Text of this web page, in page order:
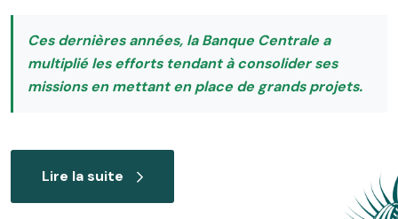
Ces dernières années, la Banque Centrale a
multiplié les efforts tendant à consolider ses
missions en mettant en place de grands projets.
Lire la suite